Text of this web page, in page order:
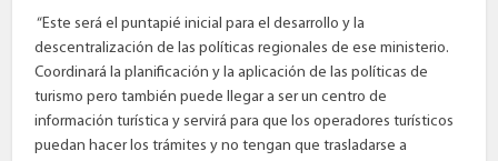
“Este será el puntapié inicial para el desarrollo y la
descentralización de las políticas regionales de ese ministerio.
Coordinará la planificación y la aplicación de las políticas de
turismo pero también puede llegar a ser un centro de
información turística y servirá para que los operadores turísticos
puedan hacer los trámites y no tengan que trasladarse a